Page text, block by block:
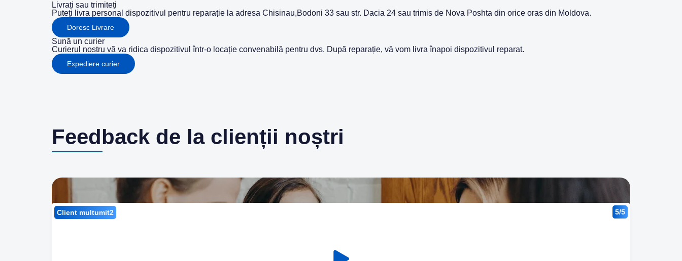
Livrați sau trimiteți
Puteți livra personal dispozitivul pentru reparație la adresa Chisinau,Bodoni 33 sau str. Dacia 24 sau trimis de Nova Poshta din orice oras din Moldova.
Doresc Livrare
Sună un curier
Curierul nostru vă va ridica dispozitivul într-o locație convenabilă pentru dvs. După reparație, vă vom livra înapoi dispozitivul reparat.
Expediere curier
Feedback de la clienții noștri
Client multumit2 5/5